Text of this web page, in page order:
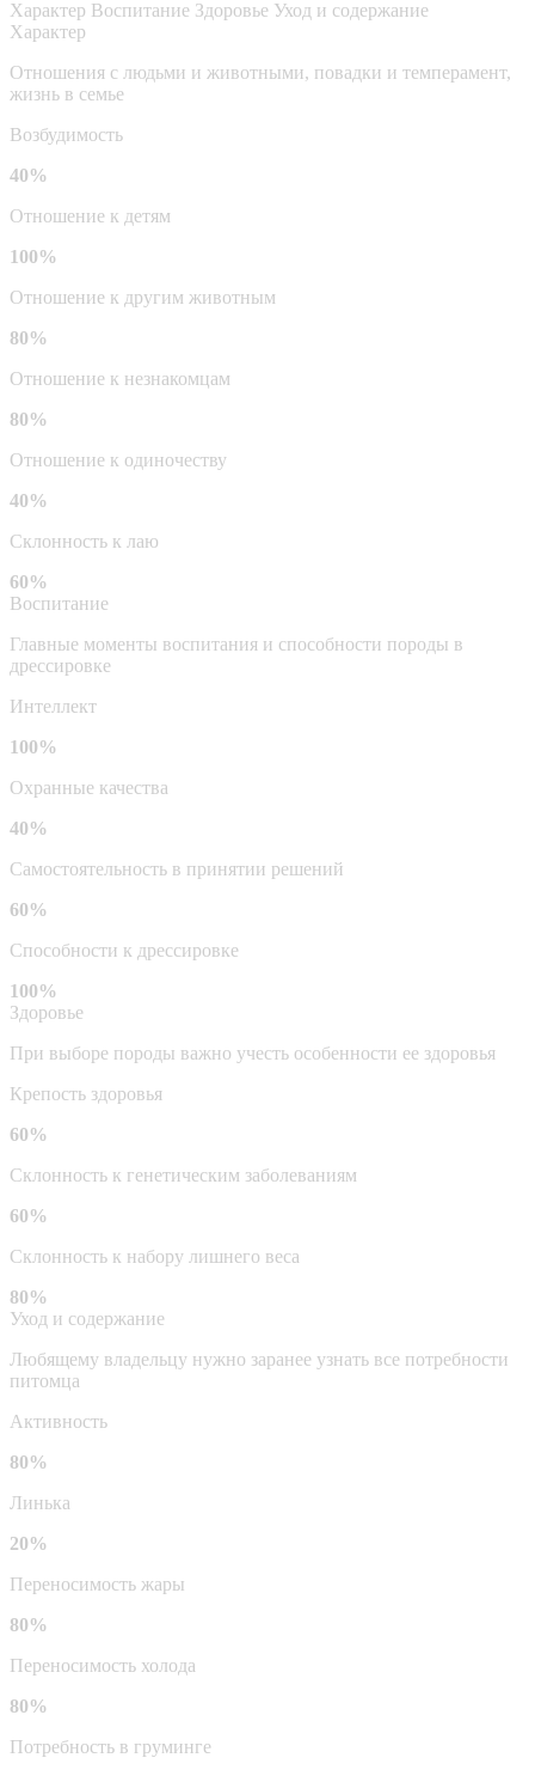
Характер Воспитание Здоровье Уход и содержание
Характер
Отношения с людьми и животными, повадки и темперамент,
жизнь в семье
Возбудимость
40%
Отношение к детям
100%
Отношение к другим животным
80%
Отношение к незнакомцам
80%
Отношение к одиночеству
40%
Склонность к лаю
60%
Воспитание
Главные моменты воспитания и способности породы в
дрессировке
Интеллект
100%
Охранные качества
40%
Самостоятельность в принятии решений
60%
Способности к дрессировке
100%
Здоровье
При выборе породы важно учесть особенности ее здоровья
Крепость здоровья
60%
Склонность к генетическим заболеваниям
60%
Склонность к набору лишнего веса
80%
Уход и содержание
Любящему владельцу нужно заранее узнать все потребности
питомца
Активность
80%
Линька
20%
Переносимость жары
80%
Переносимость холода
80%
Потребность в груминге